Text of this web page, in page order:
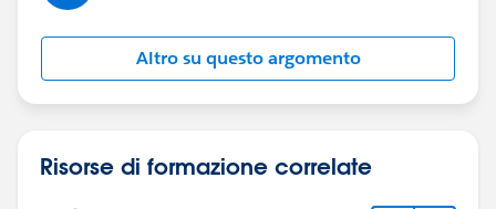
Altro su questo argomento
Risorse di formazione correlate